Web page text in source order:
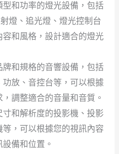
和功率的燈光設備，包括
燈、追光燈、燈光控制台
和風格，設計適合的燈光
和規格的音響設備，包括
功放、音控台等，可以根據
調整適合的音量和音質。
和解析度的投影機、投影
，可以根據您的視訊內容
備和位置。